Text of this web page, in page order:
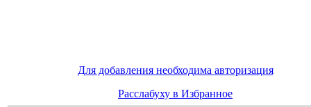
Для добавления необходима авторизация
Расслабуху в Избранное